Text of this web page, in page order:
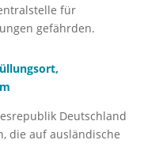
für
gefährden.
Deutschland
die auf ausländische